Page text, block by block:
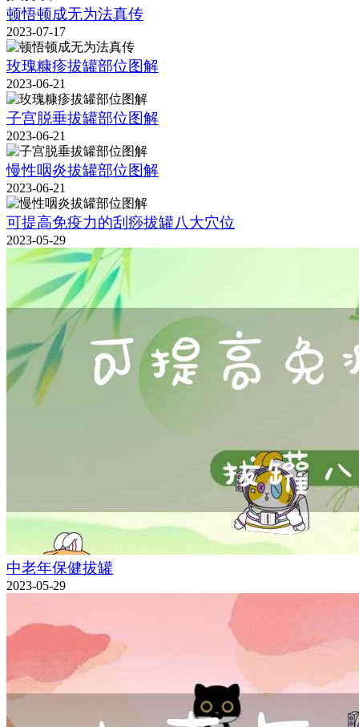
顿悟顿成无为法真传
2023-07-17
玫瑰糠疹拔罐部位图解
2023-06-21
子宫脱垂拔罐部位图解
2023-06-21
慢性咽炎拔罐部位图解
2023-06-21
可提高免疫力的刮痧拔罐八大穴位
2023-05-29
中老年保健拔罐
2023-05-29